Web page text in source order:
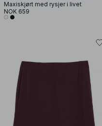
Maxiskjørt med rysjer i livet
NOK 659